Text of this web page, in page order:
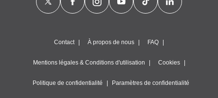
Contact À propos de nous FAQ
Mentions légales & Conditions d'utilisation Cookies
Politique de confidentialité Paramètres de confidentialité